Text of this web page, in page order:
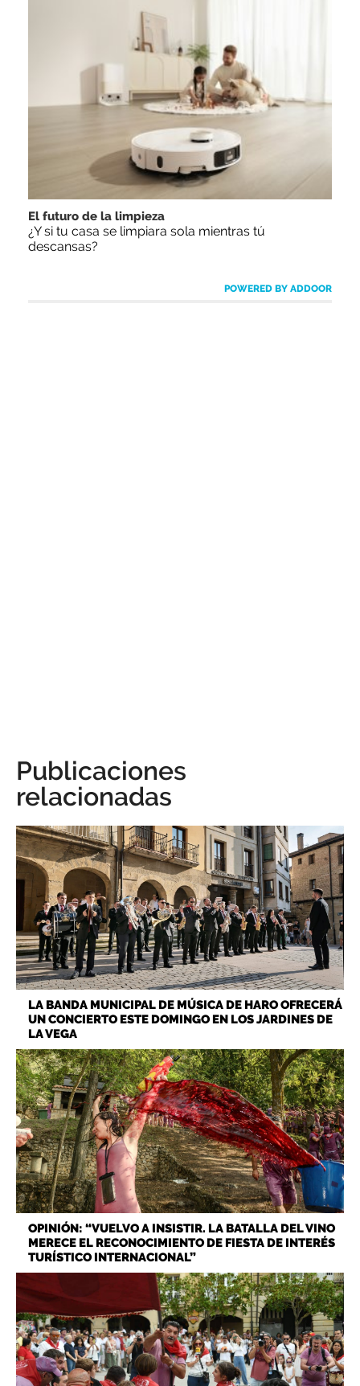
El futuro de la limpieza
¿Y si tu casa se limpiara sola mientras tú
descansas?
POWERED BY ADDOOR
Publicaciones
relacionadas
LA BANDA MUNICIPAL DE MÚSICA DE HARO OFRECERÁ
UN CONCIERTO ESTE DOMINGO EN LOS JARDINES DE
LA VEGA
OPINIÓN: “VUELVO A INSISTIR. LA BATALLA DEL VINO
MERECE EL RECONOCIMIENTO DE FIESTA DE INTERÉS
TURÍSTICO INTERNACIONAL”